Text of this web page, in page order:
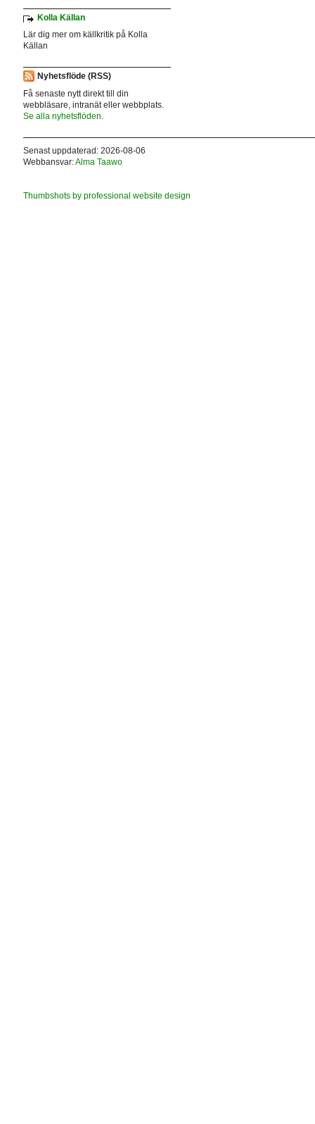
Kolla Källan
Lär dig mer om källkritik på Kolla
Källan
Nyhetsflöde (RSS)
Få senaste nytt direkt till din
webbläsare, intranät eller webbplats.
Se alla nyhetsflöden.
Senast uppdaterad: 2026-08-06
Webbansvar:Alma Taawo
Thumbshots by professional website design